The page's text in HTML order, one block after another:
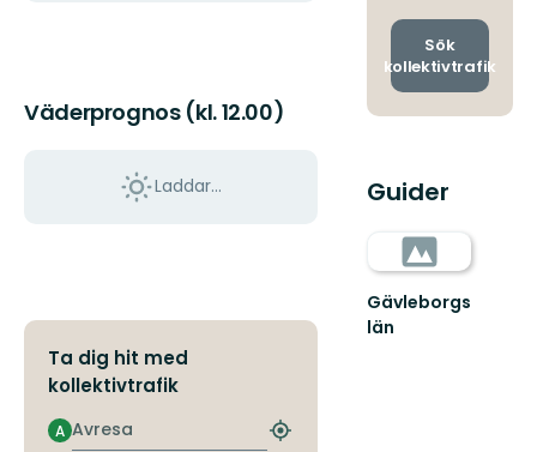
Väderprognos (kl. 12.00)
Laddar...
Ta dig hit med
kollektivtrafik
Avresa
A
Hitta
och
Sök
kollektivtrafik
Guider
Gävleborgs
län